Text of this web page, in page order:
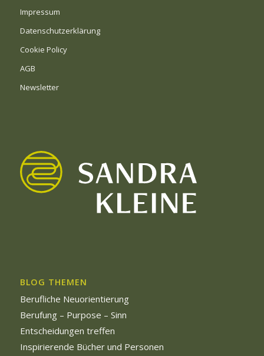
Impressum
Datenschutzerklärung
Cookie Policy
AGB
Newsletter
BLOG THEMEN
Berufliche Neuorientierung
Berufung – Purpose – Sinn
Entscheidungen treffen
Inspirierende Bücher und Personen